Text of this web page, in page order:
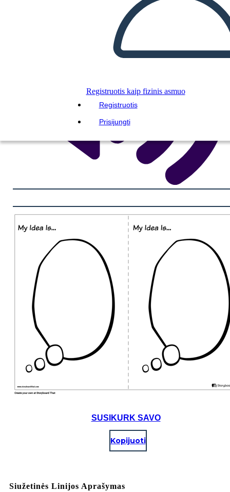
Registruotis kaip fizinis asmuo
Registruotis
Prisijungti
SUSIKURK SAVO
Kopijuoti
Siužetinės Linijos Aprašymas